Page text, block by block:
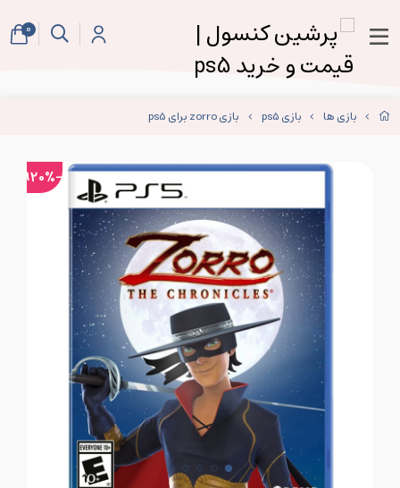
بازی ها بازی ps5 بازی zorro برای ps5
-920%
0